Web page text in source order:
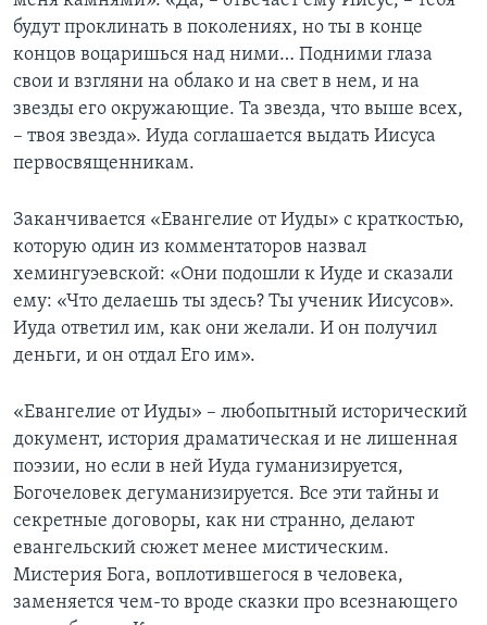
будут проклинать в поколениях, но ты в конце
концов воцаришься над ними… Подними глаза
свои и взгляни на облако и на свет в нем, и на
звезды его окружающие. Та звезда, что выше всех,
– твоя звезда». Иуда соглашается выдать Иисуса
первосвященникам.
Заканчивается «Евангелие от Иуды» с краткостью,
которую один из комментаторов назвал
хемингуэевской: «Они подошли к Иуде и сказали
ему: «Что делаешь ты здесь? Ты ученик Иисусов».
Иуда ответил им, как они желали. И он получил
деньги, и он отдал Его им».
«Евангелие от Иуды» – любопытный исторический
документ, история драматическая и не лишенная
поэзии, но если в ней Иуда гуманизируется,
Богочеловек дегуманизируется. Все эти тайны и
секретные договоры, как ни странно, делают
евангельский сюжет менее мистическим.
Мистерия Бога, воплотившегося в человека,
заменяется чем-то вроде сказки про всезнающего